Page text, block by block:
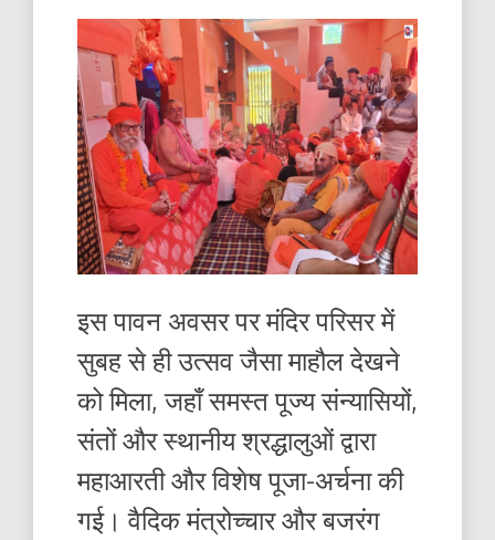
इस पावन अवसर पर मंदिर परिसर में
सुबह से ही उत्सव जैसा माहौल देखने
को मिला, जहाँ समस्त पूज्य संन्यासियों,
संतों और स्थानीय श्रद्धालुओं द्वारा
महाआरती और विशेष पूजा-अर्चना की
गई। वैदिक मंत्रोच्चार और बजरंग